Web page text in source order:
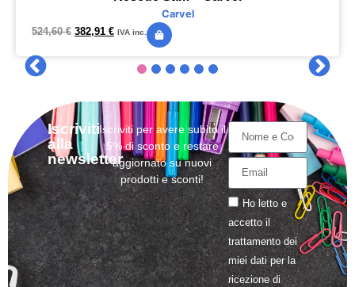
Carvel
524,60€ 382,91 € IVA inc.
Iscriviti
alla
newsletter
Iscriviti per avere subito il
5% di sconto e restare
aggiornato su nuovi
prodotti e sconti!
Ho letto e
accetto il
trattamentodei
miei dati per la
ricezione di